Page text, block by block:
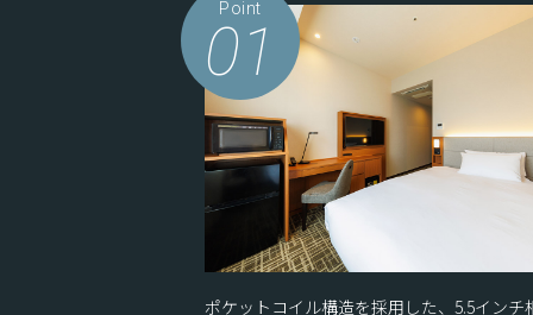
Point
01
ポケットコイル構造を採用した、5.5インチ